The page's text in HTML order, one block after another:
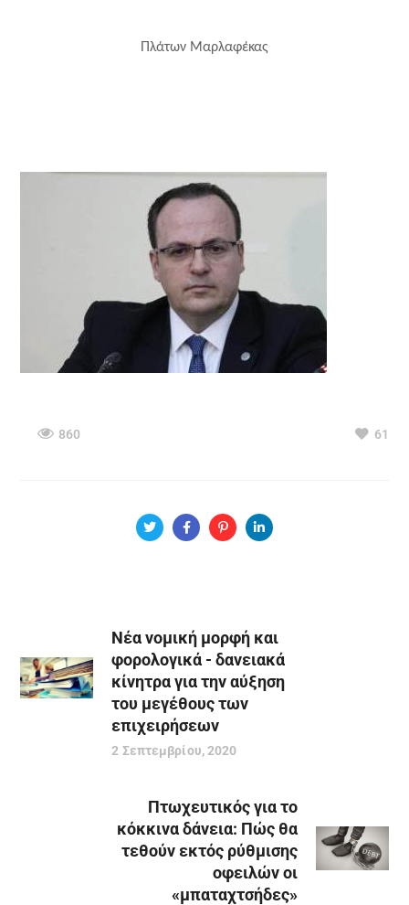
Πλάτων Μαρλαφέκας
860 61
Νέα νομική μορφή και
φορολογικά - δανειακά
κίνητρα για την αύξηση
του μεγέθους των
επιχειρήσεων
2 Σεπτεμβρίου, 2020
Πτωχευτικός για το
κόκκινα δάνεια: Πώς θα
τεθούν εκτός ρύθμισης
οφειλών οι
«μπαταχτσήδες»